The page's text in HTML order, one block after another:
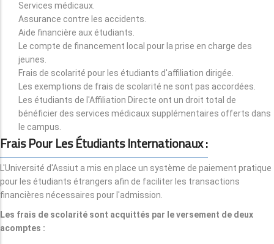
Services médicaux.
Assurance contre les accidents.
Aide financière aux étudiants.
Le compte de financement local pour la prise en charge des
jeunes.
Frais de scolarité pour les étudiants d'affiliation dirigée.
Les exemptions de frais de scolarité ne sont pas accordées.
Les étudiants de l'Affiliation Directe ont un droit total de
bénéficier des services médicaux supplémentaires offerts dans
le campus.
Frais Pour Les Étudiants Internationaux :
L'Université d'Assiut a mis en place un système de paiement pratique
pour les étudiants étrangers afin de faciliter les transactions
financières nécessaires pour l'admission.
Les frais de scolarité sont acquittés par le versement de deux
acomptes :